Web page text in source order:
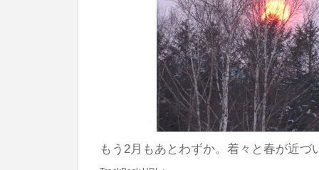
もう2月もあとわずか。着々と春が近づ